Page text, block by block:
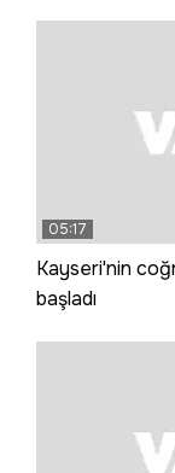
05:17
Kayseri'nin
başladı